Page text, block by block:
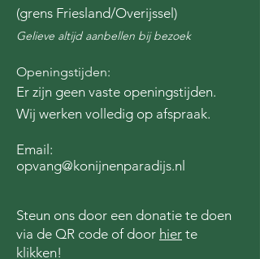
(grens Friesland/Overijssel)
Gelieve altijd aanbellen bij bezoek
Openingstijden:
Er zijn geen vaste openingstijden.
Wij werken volledig op afspraak.
Email:
opvang@konijnenparadijs.nl
Steun ons door een donatie te doen
via de QR code of door hier te
klikken!